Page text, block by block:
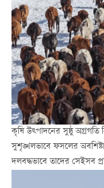
কৃষি উত্পাদনের সুষ্ঠু
সুশৃঙ্খলভাবে ফসলের
দলবদ্ধভাবে তাদের সেইসব